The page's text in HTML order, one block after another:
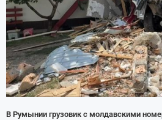
В Румынии грузовик с молдавскими